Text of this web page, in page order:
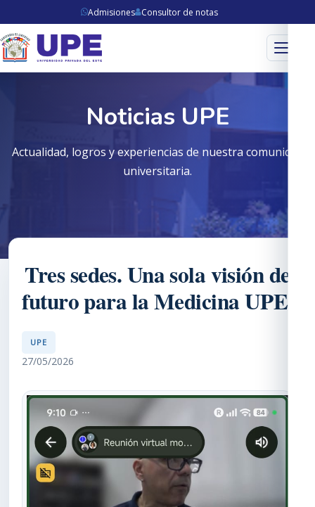
Admisiones Consultor de notas
Menú
Noticias UPE
Actualidad, logros y experiencias de nuestra comunidad
universitaria.
Tres sedes. Una sola visión de
futuro para la Medicina UPE.
UPE
27/05/2026